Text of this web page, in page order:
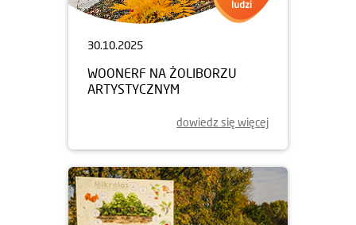
30.10.2025
WOONERF NA ŻOLIBORZU
ARTYSTYCZNYM
dowiedz się więcej